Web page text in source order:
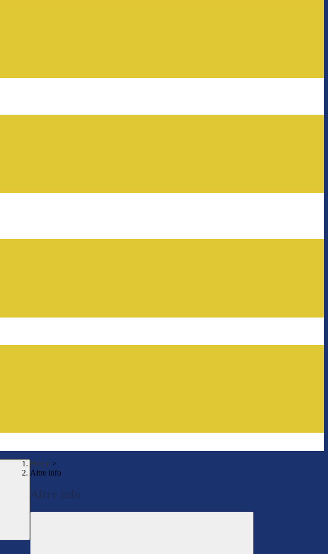
Home >
Altre info
Altre info